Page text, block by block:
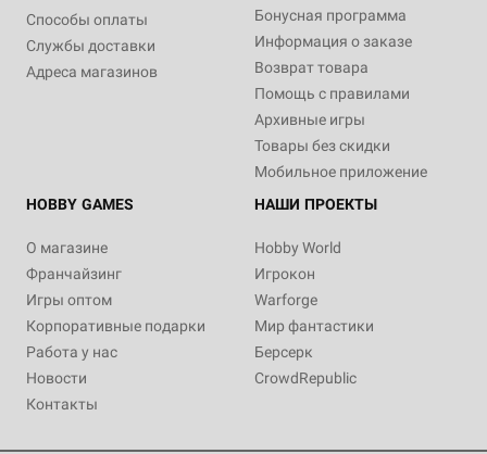
Способы оплаты
Службы доставки
Адреса магазинов
Бонусная программа
Информация о заказе
Возврат товара
Помощь с правилами
Архивные игры
Товары без скидки
Мобильное приложение
HOBBY GAMES
О магазине
Франчайзинг
Игры оптом
Корпоративные подарки
Работа у нас
Новости
Контакты
НАШИ ПРОЕКТЫ
Hobby World
Игрокон
Warforge
Мир фантастики
Берсерк
CrowdRepublic